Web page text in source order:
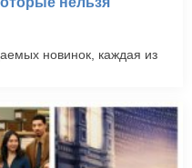
новинок, каждая из